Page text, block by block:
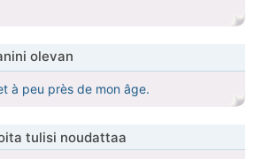
olevan
à peu près de mon âge.
tulisi noudattaa